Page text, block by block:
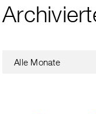
Archivierte
Monat
Alle Monate